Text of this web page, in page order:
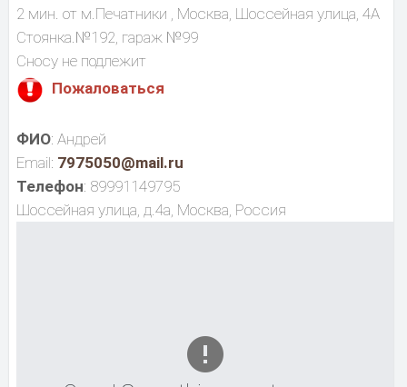
2 мин. от м.Печатники , Москва, Шоссейная улица, 4А
Стоянка.№192, гараж №99
Сносу не подлежит
Пожаловаться
ФИО: Андрей
Email: 7975050@mail.ru
Телефон: 89991149795
Шоссейная улица, д.4а, Москва, Россия